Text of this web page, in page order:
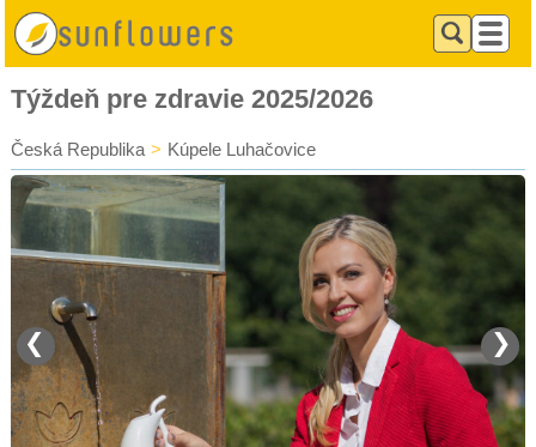
Týždeň pre zdravie 2025/2026
Česká Republika > Kúpele Luhačovice
❮ ❯